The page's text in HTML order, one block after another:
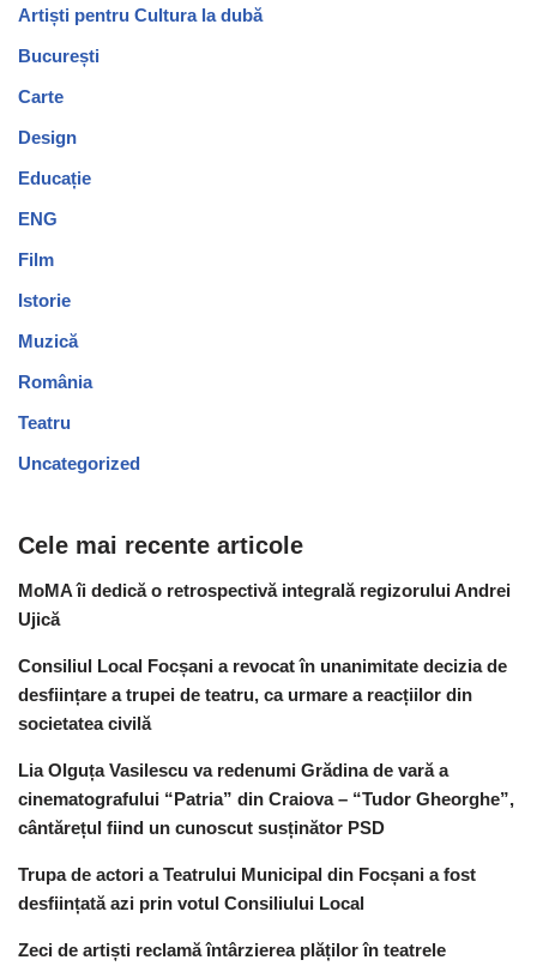
Artiști pentru Cultura la dubă
București
Carte
Design
Educație
ENG
Film
Istorie
Muzică
România
Teatru
Uncategorized
Cele mai recente articole
MoMA îi dedică o retrospectivă integrală regizorului Andrei
Ujică
Consiliul Local Focșani a revocat în unanimitate decizia de
desființare a trupei de teatru, ca urmare a reacțiilor din
societatea civilă
Lia Olguța Vasilescu va redenumi Grădina de vară a
cinematografului “Patria” din Craiova – “Tudor Gheorghe”,
cântărețul fiind un cunoscut susținător PSD
Trupa de actori a Teatrului Municipal din Focșani a fost
desființată azi prin votul Consiliului Local
Zeci de artiști reclamă întârzierea plăților în teatrele